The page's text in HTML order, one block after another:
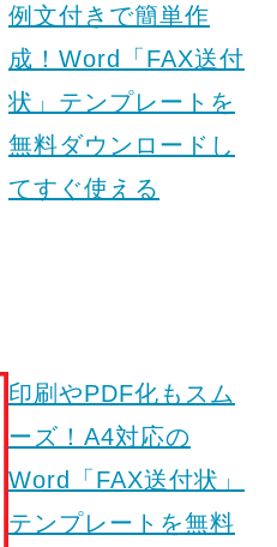
例文付きで簡単作
成！Word「FAX送付
状」テンプレートを
無料ダウンロードし
てすぐ使える
印刷やPDF化もスム
ーズ！A4対応の
Word「FAX送付状」
テンプレートを無料